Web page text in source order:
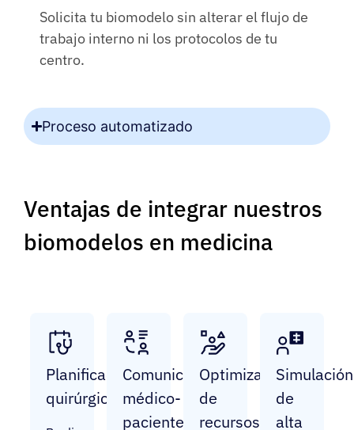
Solicita tu biomodelo sin alterar el flujo de
trabajo interno ni los protocolos de tu
centro.
Proceso automatizado
Ventajas de integrar nuestros
biomodelos en medicina
Planificación
quirúrgica
Comunicación
médico-
paciente
Optimización
de
recursos
Simulación
de
alta